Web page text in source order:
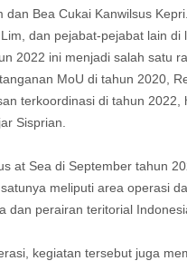
dan Bea Cukai Kanwilsus
dan pejabat-pejabat lain di
2022 ini menjadi salah satu
MoU di tahun 2020,
terkoordinasi di tahun
Sisprian.
at Sea di September tahun
meliputi area operasi
dan perairan teritorial
kegiatan tersebut juga